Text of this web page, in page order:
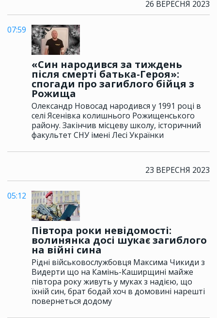
26 ВЕРЕСНЯ 2023
07:59
«Син народився за тиждень
після смерті батька-Героя»:
спогади про загиблого бійця з
Рожища
Олександр Новосад народився у 1991 році в
селі Ясенівка колишнього Рожищенського
району. Закінчив місцеву школу, історичний
факультет CНУ імені Лесі Українки
23 ВЕРЕСНЯ 2023
05:12
Півтора роки невідомості:
волинянка досі шукає загиблого
на війні сина
Рідні військовослужбовця Максима Чикиди з
Видерти що на Камінь-Каширщині майже
півтора року живуть у муках з надією, що
їхній син, брат бодай хоч в домовині нарешті
повернеться додому